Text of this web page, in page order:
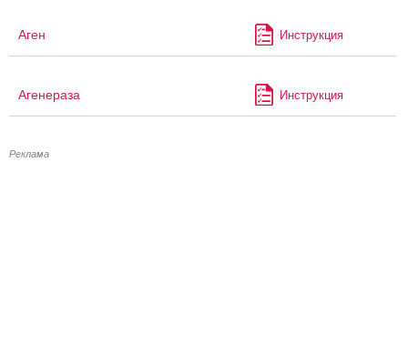
Аген Инструкция
Агенераза Инструкция
Реклама